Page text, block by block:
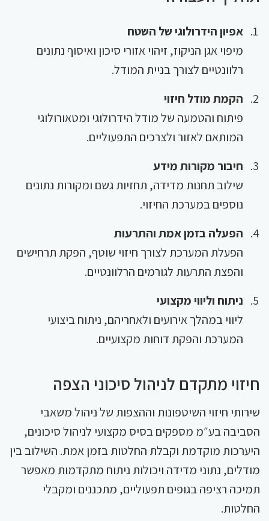
אפיון הידרולוגי של השטח
מיפוי אגן הניקוז, זיהוי אזורי סיכון ואיסוף נתונים
רלוונטיים לצורך בניית המודל.
הקמת מודל חיזוי
פיתוח והטמעה של מודל הידרולוגי ומטאורולוגי
המותאם לאזור ולצרכים התפעוליים.
חיבור מקורות מידע
שילוב תחנות מדידה, תחזיות גשם ומקורות נתונים
נוספים במערכת החיזוי.
הפעלה בזמן אמת והתרעות
הפעלת המערכת לצורך חיזוי שוטף, הפקת תרחישים
והפצת התרעות לגורמים הרלוונטיים.
ניתוח וליווי מקצועי
ליווי במהלך אירועים ולאחריהם, ניתוח ביצועי
המערכת והפקת דוחות מקצועיים.
חיזוי מתקדם לניהול סיכוני הצפה
שירותי חיזוי השיטפונות וההצפות של ניהול משאבי
הסביבה בע״מ מספקים בסיס מקצועי לניהול סיכונים,
היערכות מוקדמת וקבלת החלטות בזמן אמת. השילוב בין
מודלים, נתוני מדידה ויכולות ניתוח מתקדמות מאפשר
תמיכה רציפה בגופים תפעוליים, מתכננים ומקבלי
החלטות.